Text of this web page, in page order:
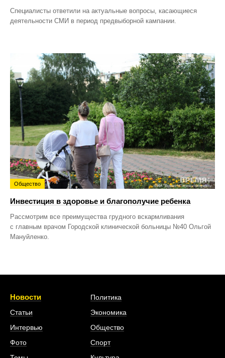
Специалисты ответили на актуальные вопросы, касающиеся
деятельности СМИ в период предвыборной кампании.
Общество
Инвестиция в здоровье и благополучие ребенка
Рассмотрим все преимущества грудного вскармливания
с главным врачом Городской клинической больницы №40 Ольгой
Мануйленко.
Новости
Статьи
Интервью
Фото
Политика
Экономика
Общество
Спорт